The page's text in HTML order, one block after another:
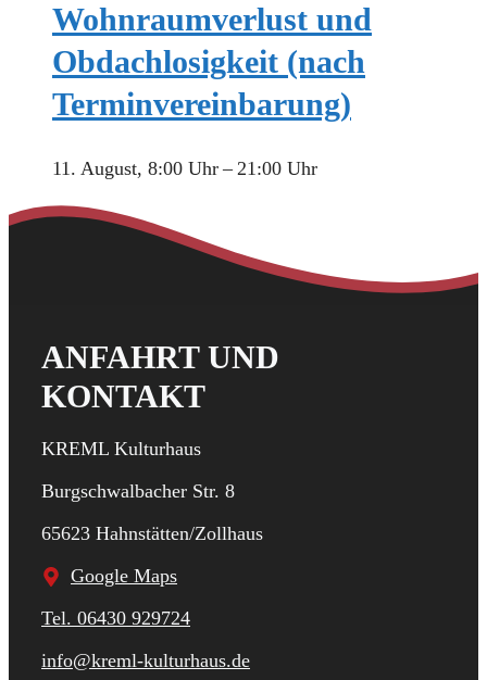
Wohnraumverlust und
Obdachlosigkeit (nach
Terminvereinbarung)
11. August, 8:00 Uhr–21:00 Uhr
ANFAHRT UND
KONTAKT
KREML Kulturhaus
Burgschwalbacher Str. 8
65623 Hahnstätten/Zollhaus
Google Maps
Tel. 06430 929724
info@kreml-kulturhaus.de